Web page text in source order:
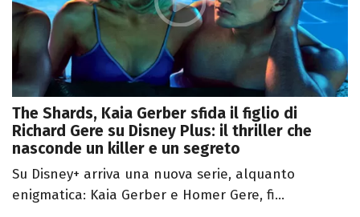
The Shards, Kaia Gerber sfida il figlio di
Richard Gere su Disney Plus: il thriller che
nasconde un killer e un segreto
Su Disney+ arriva una nuova serie, alquanto
enigmatica: Kaia Gerber e Homer Gere, fi...